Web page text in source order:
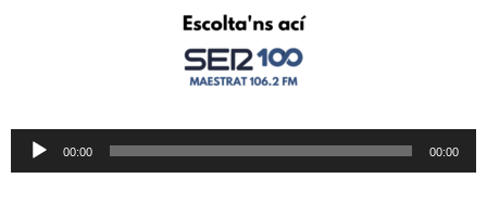
Reproductor
de
00:00 00:00